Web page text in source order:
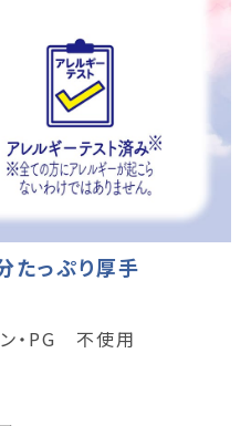
たっぷり厚手
ン・PG 不使用